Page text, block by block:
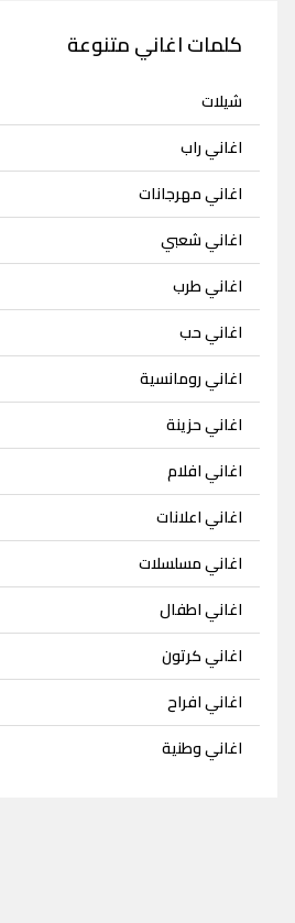
كلمات اغاني متنوعة
شيلات
اغاني راب
اغاني مهرجانات
اغاني شعبي
اغاني طرب
اغاني حب
اغاني رومانسية
اغاني حزينة
اغاني افلام
اغاني اعلانات
اغاني مسلسلات
اغاني اطفال
اغاني كرتون
اغاني افراح
اغاني وطنية